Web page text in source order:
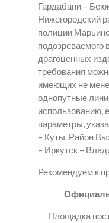
Гардабани –
Нижегородский
полиции
подозреваемого
драгоценных
требования
имеющих не
однопутные
использованию,
параметры,
– Куты. Район
– Иркутск –
Рекомендуем к
Площадка